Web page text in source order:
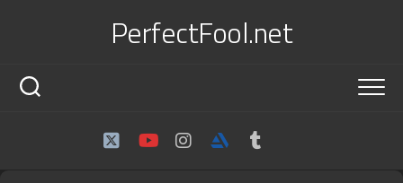
PerfectFool.net